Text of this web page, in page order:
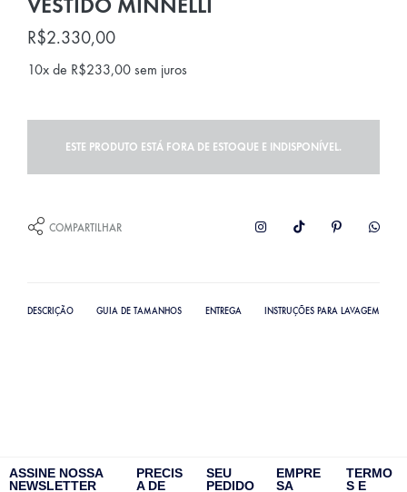
R$2.330,00
10x de R$233,00 sem juros
ESTE PRODUTO ESTÁ FORA DE ESTOQUE E INDISPONÍVEL.
COMPARTILHAR
DESCRIÇÃO GUIA DE TAMANHOS ENTREGA INSTRUÇÕES PARA LAVAGEM
ASSINE NOSSA
NEWSLETTER
PRECIS
A DE
SEU
PEDIDO
EMPRE
SA
TERMO
S E